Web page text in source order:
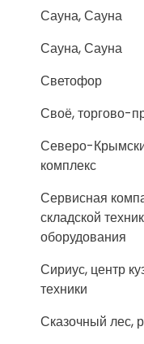
Сауна, Сауна
Сауна, Сауна
Светофор
Своё, торгово-
Северо-
комплекс
Сервисная
складской
оборудования
Сириус, центр
техники
Сказочный лес,